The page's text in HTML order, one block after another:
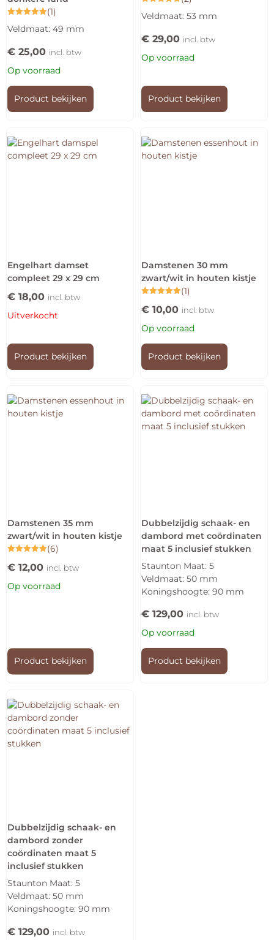
5.00
(1)
Veldmaat: 49 mm
€ 25,00 incl. btw
Op voorraad
Product bekijken
5.00
Veldmaat: 53 mm
€ 29,00 incl. btw
Op voorraad
Product bekijken
Engelhart damset
compleet 29 x 29 cm
€ 18,00 incl. btw
Uitverkocht
Product bekijken
Damstenen 30 mm
zwart/wit in houten kistje
5.00
uit 5
(1)
€ 10,00 incl. btw
Op voorraad
Product bekijken
Damstenen 35 mm
zwart/wit in houten kistje
5.00
uit 5
(6)
€ 12,00 incl. btw
Op voorraad
Product bekijken
Dubbelzijdig schaak- en
dambord met coördinaten
maat 5 inclusief stukken
Staunton Maat: 5
Veldmaat: 50 mm
Koningshoogte: 90 mm
€ 129,00 incl. btw
Op voorraad
Product bekijken
Dubbelzijdig schaak- en
dambord zonder
coördinaten maat 5
inclusief stukken
Staunton Maat: 5
Veldmaat: 50 mm
Koningshoogte: 90 mm
€ 129,00 incl. btw